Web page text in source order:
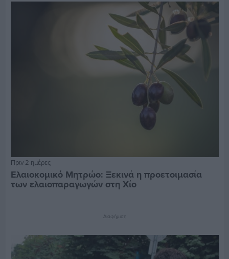
Πριν 2 ημέρες
Ελαιοκομικό Μητρώο: Ξεκινά η προετοιμασία
των ελαιοπαραγωγών στη Χίο
Διαφήμιση